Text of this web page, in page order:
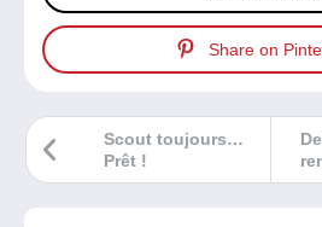
Share on
Scout toujours…
Prêt !